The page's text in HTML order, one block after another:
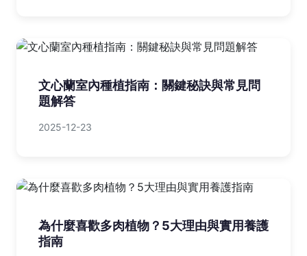
文心蘭室內種植指南：關鍵秘訣與常見問
題解答
2025-12-23
為什麼喜歡多肉植物？5大理由與實用養護
指南